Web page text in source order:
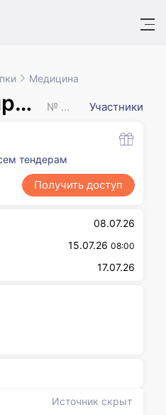
Медицина
№ XXXXXXX Участники
Источник скрыт
тендерам
Получить доступ
08.07.26
15.07.26 08:00
17.07.26